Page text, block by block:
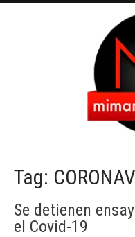
Tag:
Se detienen
el Covid-19